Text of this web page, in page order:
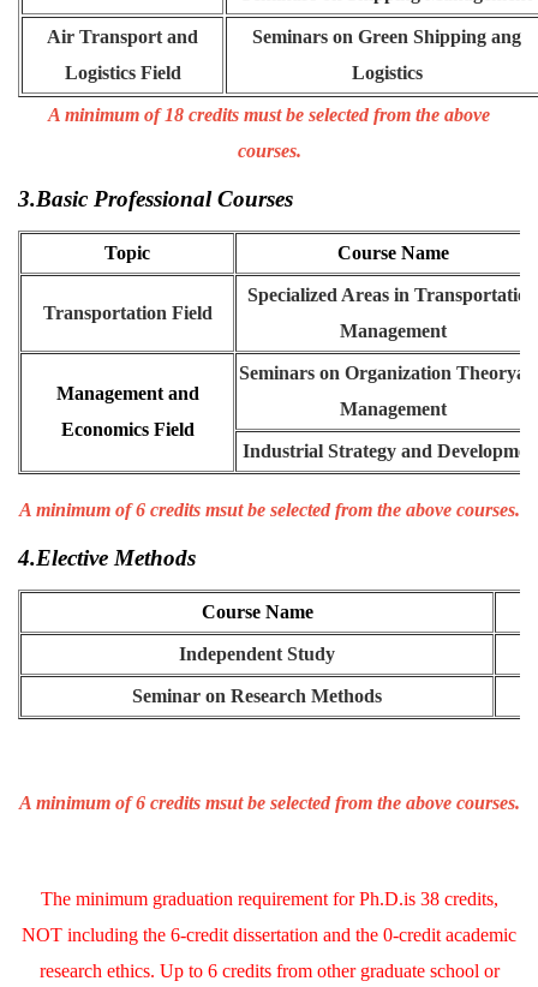
Air Transport and
Logistics Field
Seminars on Green Shipping ang
Logistics
A minimum of 18 credits must be selected from the above
courses.
3.Basic Professional Courses
Topic Course Name
Transportation Field
Specialized Areas in Transportation
Management
Management and
Economics Field
Seminars on Organization
Management
Industrial Strategy and
A minimum of 6 credits msut be selected from the above courses.
4.Elective Methods
Course Name
Independent Study
Seminar on Research Methods
A minimum of 6 credits msut be selected from the above courses.
The minimum graduation requirement for Ph.D.is 38 credits,
NOT including the 6-credit dissertation and the 0-credit academic
research ethics. Up to 6 credits from other graduate school or